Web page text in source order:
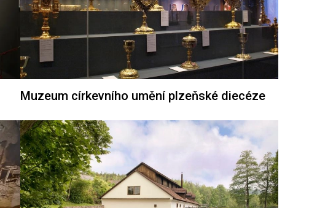
Muzeum církevního umění plzeňské diecéze